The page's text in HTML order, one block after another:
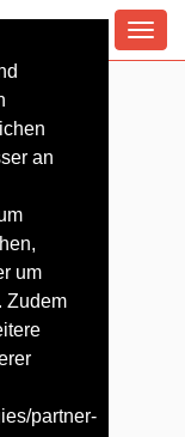
an
um
Zudem
partner-